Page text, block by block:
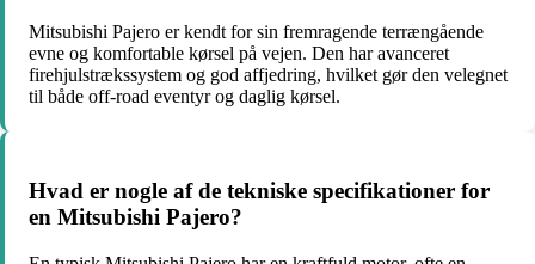
Mitsubishi Pajero er kendt for sin fremragende terrængående
evne og komfortable kørsel på vejen. Den har avanceret
firehjulstrækssystem og god affjedring, hvilket gør den velegnet
til både off-road eventyr og daglig kørsel.
Hvad er nogle af de tekniske specifikationer for
en Mitsubishi Pajero?